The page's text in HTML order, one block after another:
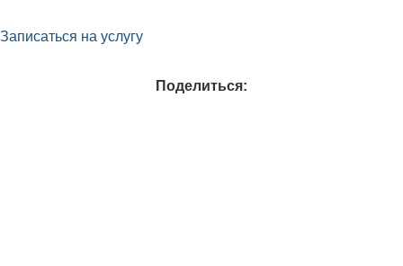
Записаться на услугу
Поделиться: